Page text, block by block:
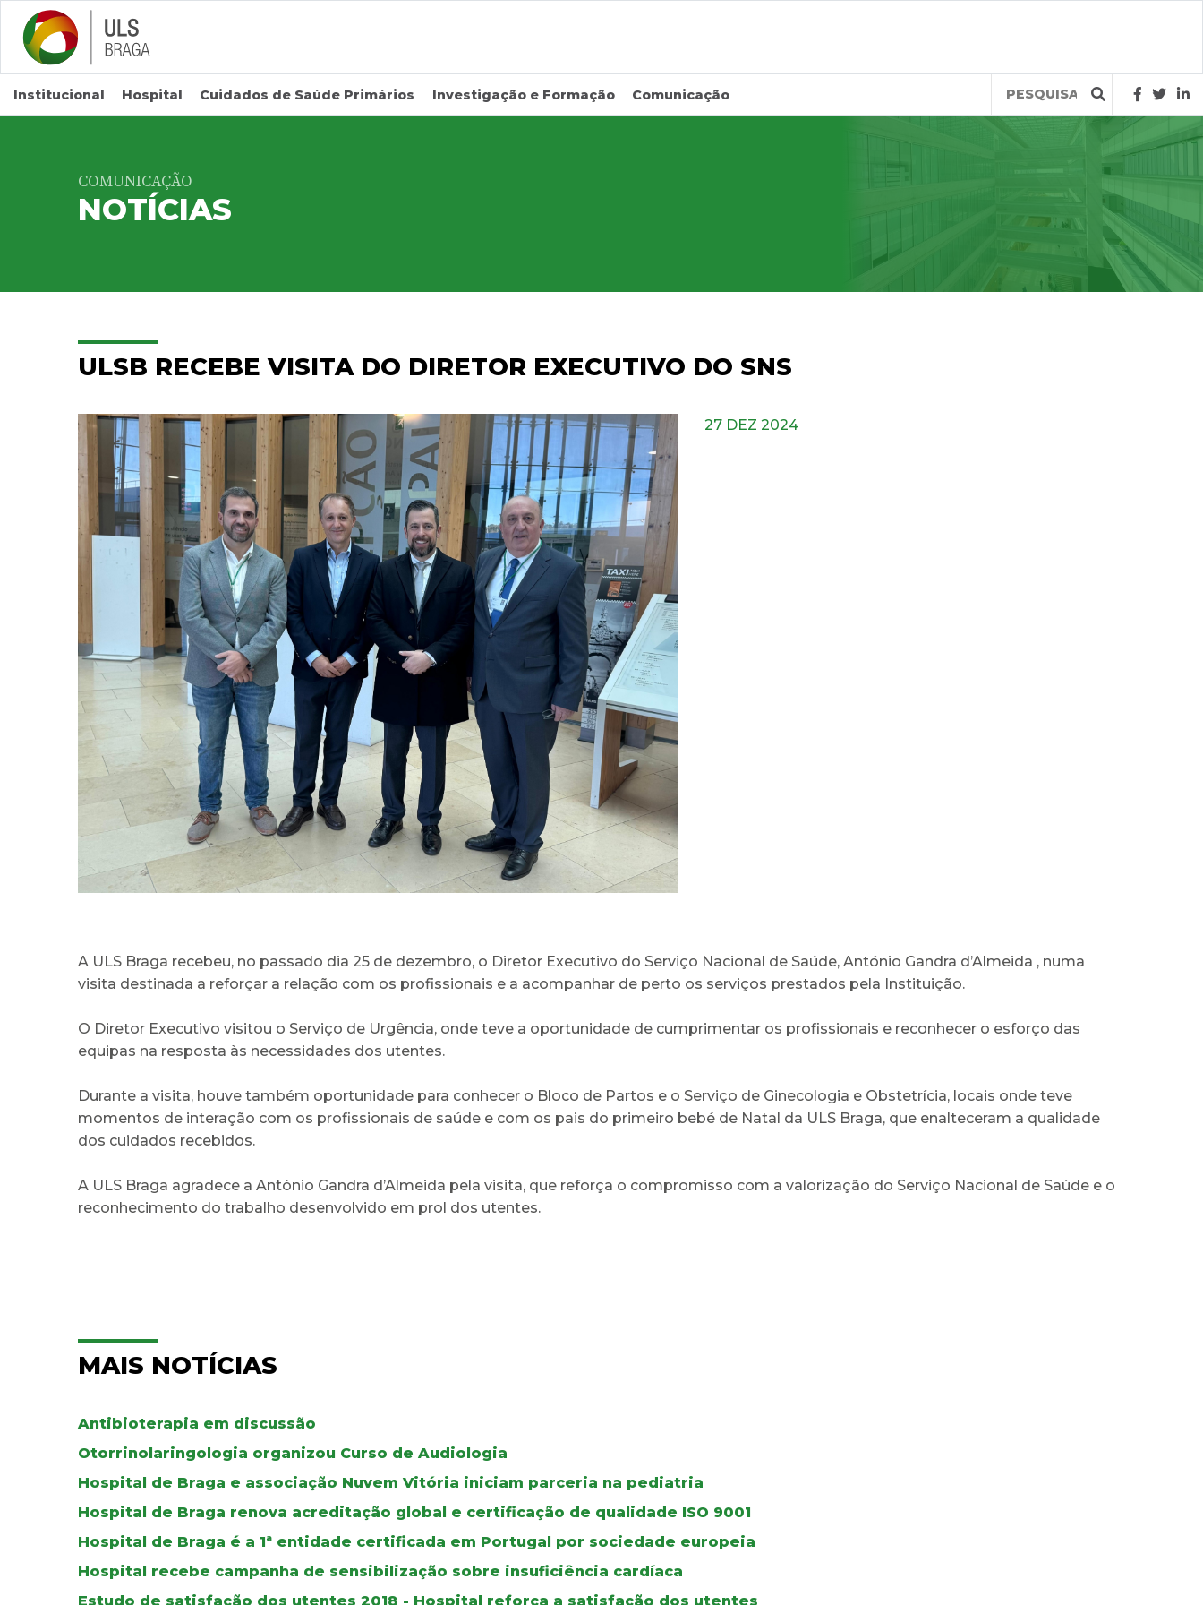
Saltar para conteúdo principal
Institucional Hospital Cuidados de Saúde Primários Investigação e Formação Comunicação
Query
COMUNICAÇÃO
NOTÍCIAS
ULSB RECEBE VISITA DO DIRETOR EXECUTIVO DO SNS
27 DEZ 2024
A ULS Braga recebeu, no passado dia 25 de dezembro, o Diretor Executivo do Serviço Nacional de Saúde, António Gandra d’Almeida , numa
visita destinada a reforçar a relação com os profissionais e a acompanhar de perto os serviços prestados pela Instituição.
O Diretor Executivo visitou o Serviço de Urgência, onde teve a oportunidade de cumprimentar os profissionais e reconhecer o esforço das
equipas na resposta às necessidades dos utentes.
Durante a visita, houve também oportunidade para conhecer o Bloco de Partos e o Serviço de Ginecologia e Obstetrícia, locais onde teve
momentos de interação com os profissionais de saúde e com os pais do primeiro bebé de Natal da ULS Braga, que enalteceram a qualidade
dos cuidados recebidos.
A ULS Braga agradece a António Gandra d’Almeida pela visita, que reforça o compromisso com a valorização do Serviço Nacional de Saúde e o
reconhecimento do trabalho desenvolvido em prol dos utentes.
MAIS NOTÍCIAS
Antibioterapia em discussão
Otorrinolaringologia organizou Curso de Audiologia
Hospital de Braga e associação Nuvem Vitória iniciam parceria na pediatria
Hospital de Braga renova acreditação global e certificação de qualidade ISO 9001
Hospital de Braga é a 1ª entidade certificada em Portugal por sociedade europeia
Hospital recebe campanha de sensibilização sobre insuficiência cardíaca
Estudo de satisfação dos utentes 2018 - Hospital reforça a satisfação dos utentes